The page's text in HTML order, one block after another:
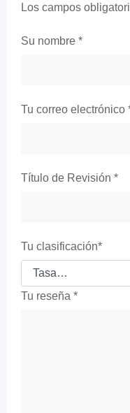
Los campos
Su nombre *
Tu correo electrónico
Título de Revisión *
Tu clasificación*
Tu reseña *